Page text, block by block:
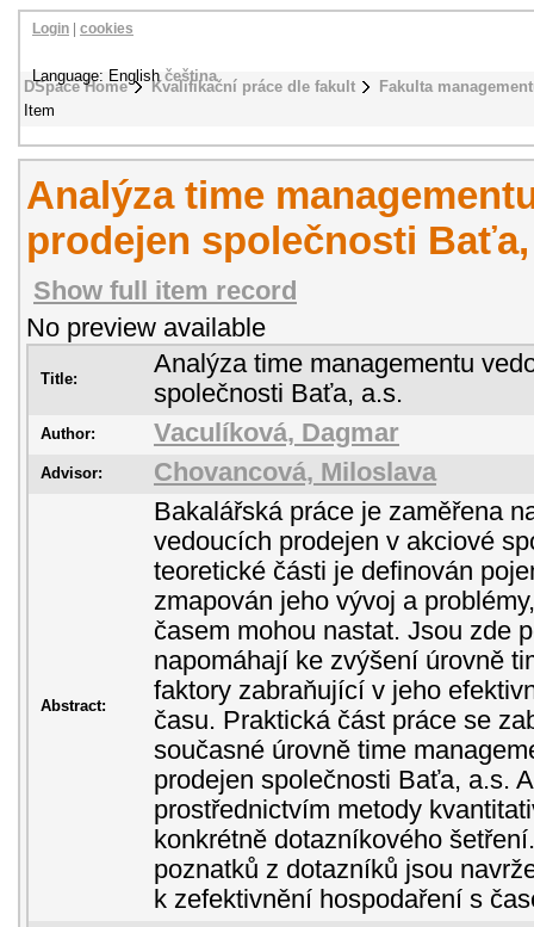
DSpace Home Kvalifikační práce dle fakult
Fakulta
Item
Login cookies
Language: Englishčeština
Analýza time
prodejen společnosti
Show full item record
No preview available
Title:
Analýza time managementu
společnosti Baťa, a.s.
Author: Vaculíková, Dagmar
Advisor: Chovancová, Miloslava
Abstract:
Bakalářská práce je zaměřena
vedoucích prodejen v akciové
teoretické části je definován
zmapován jeho vývoj a
časem mohou nastat. Jsou zde
napomáhají ke zvýšení úrovně
faktory zabraňující v jeho
času. Praktická část práce se
současné úrovně time
prodejen společnosti Baťa, a.s.
prostřednictvím metody
konkrétně dotazníkového
poznatků z dotazníků jsou
k zefektivnění hospodaření s